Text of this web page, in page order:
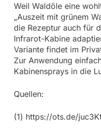
Weil Waldöle eine
„Auszeit mit grünem
die Rezeptur auch für
Infrarot-Kabine
Variante findet im
Zur Anwendung
Kabinensprays in die
Quellen:
(1) https://ots.de/